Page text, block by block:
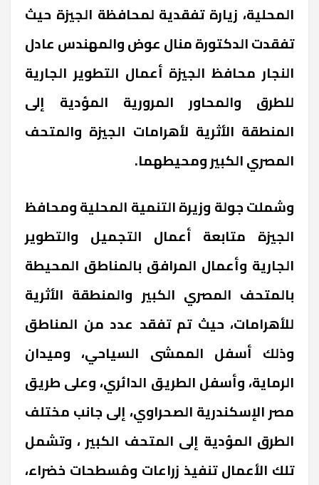
المحلية، زيارة تفقدية لمحافظة الجيزة حيث
تفقدت الدكتورة منال عوض والمهندس عادل
النجار محافظ الجيزة أعمال التطوير الجارية
للطرق والمحاور المرورية المؤدية إلى
المنطقة الأثرية لأهرامات الجيزة والمتحف
المصري الكبير ومحيطهما.
وشملت جولة وزيرة التنمية المحلية ومحافظ
الجيزة متابعة أعمال التجميل والتطوير
الجارية وأعمال المرافق بالمناطق المحيطة
بالمتحف المصري الكبير والمنطقة الأثرية
للأهرامات، حيث تم تفقد عدد من المناطق
وذلك أسفل الممشى السياحي، وميدان
الرماية، وأسفل الطريق الدائري، وعلى طريق
مصر الإسكندرية الصحراوي، إلى جانب مختلف
الطرق المؤدية إلى المتحف الكبير ، وتشمل
تلك الأعمال تنفيذ زراعات ومُسطحات خضراء،